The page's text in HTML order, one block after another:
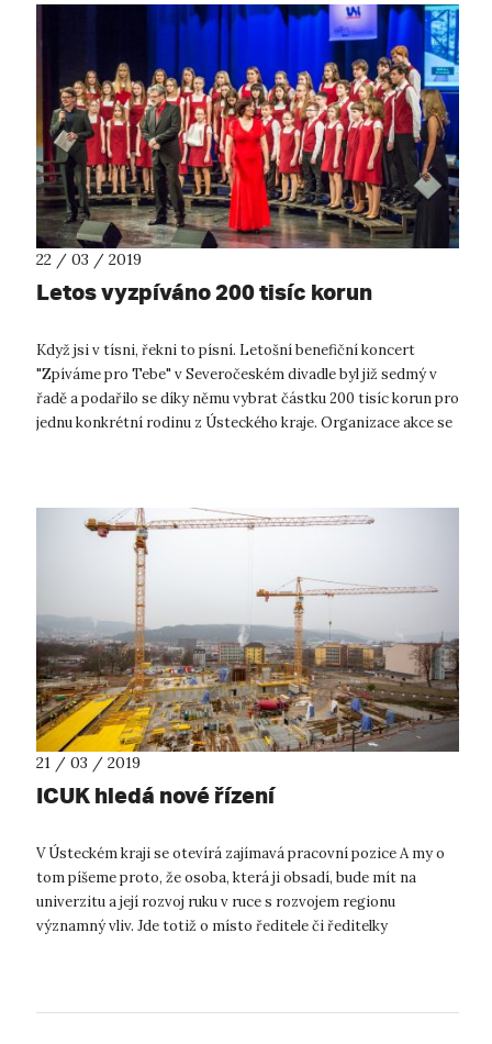
22 / 03 / 2019
Letos vyzpíváno 200 tisíc korun
Když jsi v tísni, řekni to písní. Letošní benefiční koncert
"Zpíváme pro Tebe" v Severočeském divadle byl již sedmý v
řadě a podařilo se díky němu vybrat částku 200 tisíc korun pro
jednu konkrétní rodinu z Ústeckého kraje. Organizace akce se
21 / 03 / 2019
ICUK hledá nové řízení
V Ústeckém kraji se otevírá zajímavá pracovní pozice A my o
tom píšeme proto, že osoba, která ji obsadí, bude mít na
univerzitu a její rozvoj ruku v ruce s rozvojem regionu
významný vliv. Jde totiž o místo ředitele či ředitelky